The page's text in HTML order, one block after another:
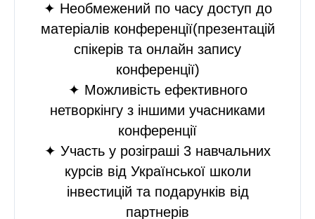
✦ Необмежений по часу доступ до
матеріалів конференції(презентацій
спікерів та онлайн запису
конференції)
✦ Можливість ефективного
нетворкінгу з іншими учасниками
конференції
✦ Участь у розіграші 3 навчальних
курсів від Української школи
інвестицій та подарунків від
партнерів